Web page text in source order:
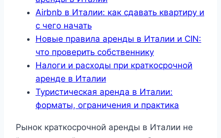
Airbnb в Италии: как сдавать квартиру и
с чего начать
Новые правила аренды в Италии и CIN:
что проверить собственнику
Налоги и расходы при краткосрочной
аренде в Италии
Туристическая аренда в Италии:
форматы, ограничения и практика
Рынок краткосрочной аренды в Италии не